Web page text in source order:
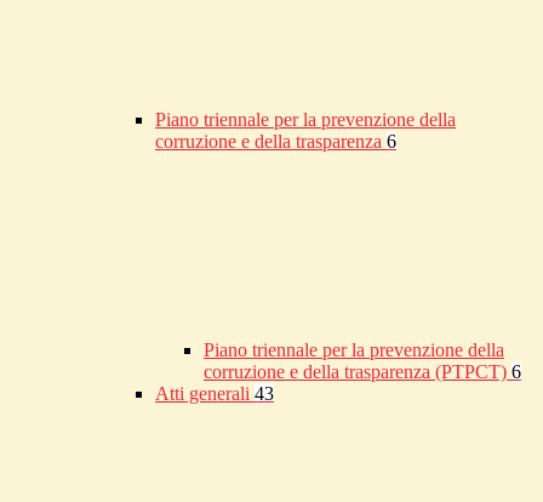
Piano triennale per la prevenzione della
corruzione e della trasparenza 6
Piano triennale per la prevenzione della
corruzione e della trasparenza (PTPCT) 6
Atti generali 43